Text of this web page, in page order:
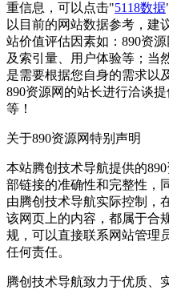
重信息，可以点击"5118数据
以目前的网站数据参考，建
站价值评估因素如：890资
及索引量、用户体验等；当
是需要根据您自身的需求以
890资源网的站长进行洽谈
等！
关于890资源网特别声明
本站腾创技术导航提供的
部链接的准确性和完整性，
由腾创技术导航实际控制，
该网页上的内容，都属于合
规，可以直接联系网站管理
任何责任。
腾创技术导航致力于优质、